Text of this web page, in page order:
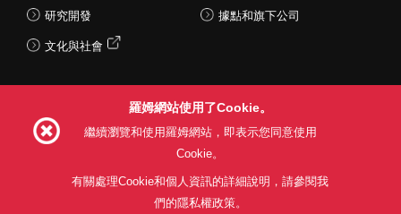
研究開發
文化與社會
據點和旗下公司
羅姆網站使用了Cookie。
繼續瀏覽和使用羅姆網站，即表示您同意使用
Cookie。
有關處理Cookie和個人資訊的詳細說明，請參閱我
們的隱私權政策。